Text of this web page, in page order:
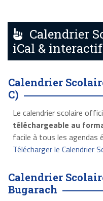
Calendrier
iCal & interactif
Calendrier
C)
Le calendrier scolaire
téléchargeable au
facile à tous les agendas
Télécharger le Calendrier
Calendrier
Bugarach